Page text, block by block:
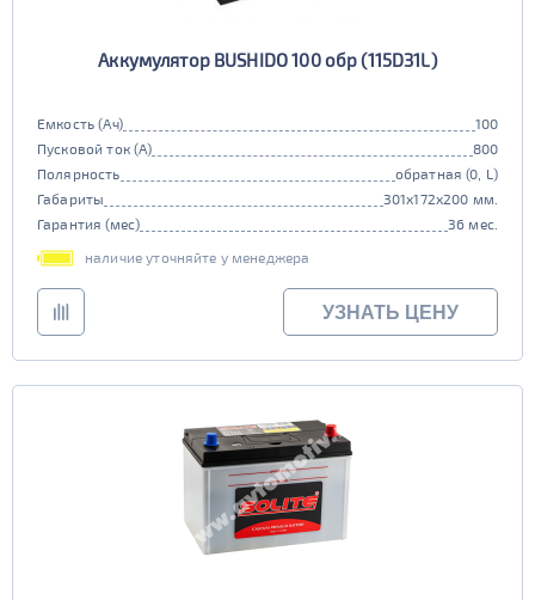
Аккумулятор BUSHIDO 100 обр (115D31L)
Емкость (Ач)
100
Пусковой ток (А)
800
Полярность
обратная (0, L)
Габариты
301x172x200 мм.
Гарантия (мес)
36 мес.
наличие уточняйте у менеджера
УЗНАТЬ ЦЕНУ